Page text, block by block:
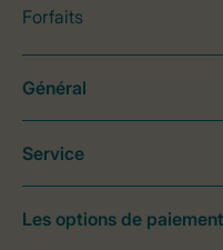
Forfaits
Général
Service
Les options de paiement